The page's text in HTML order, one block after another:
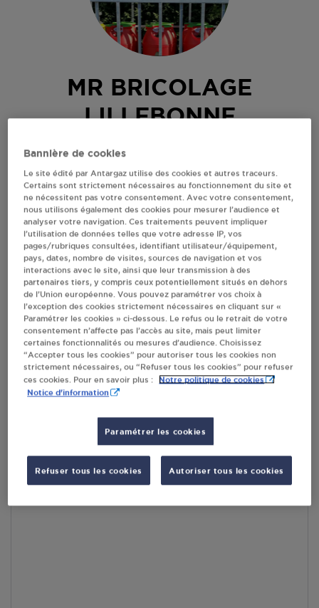
MR BRICOLAGE
LILLEBONNE
RUE AUGUSTE DESGENETAIS
Revendeur de bouteilles de gaz
S'Y RENDRE
AFFICHER LE TÉLÉPHONE
RECEVOIR LES COORDONNÉES DU REVENDEUR
En cliquant sur « S’y rendre », j’autorise le traitement
d’informations (dont mon adresse IP) et leur transfert hors UE
par Google Maps afin d’afficher la carte.
En savoir plus
Accès
Bannière de cookies
Le site édité par Antargaz utilise des cookies et autres traceurs.
Certains sont strictement nécessaires au fonctionnement du site et
ne nécessitent pas votre consentement. Avec votre consentement,
nous utilisons également des cookies pour mesurer l’audience et
analyser votre navigation. Ces traitements peuvent impliquer
l’utilisation de données telles que votre adresse IP, vos
pages/rubriques consultées, identifiant utilisateur/équipement,
pays, dates, nombre de visites, sources de navigation et vos
interactions avec le site, ainsi que leur transmission à des
partenaires tiers, y compris ceux potentiellement situés en dehors
de l’Union européenne. Vous pouvez paramétrer vos choix à
l’exception des cookies strictement nécessaires en cliquant sur «
Paramétrer les cookies » ci-dessous. Le refus ou le retrait de votre
consentement n’affecte pas l’accès au site, mais peut limiter
certaines fonctionnalités ou mesures d’audience. Choisissez
“Accepter tous les cookies” pour autoriser tous les cookies non
strictement nécessaires, ou “Refuser tous les cookies” pour refuser
ces cookies. Pour en savoir plus :
Notre politique de cookies
Notice d'information
Paramétrer les cookies
Refuser tous les cookies Autoriser tous les cookies